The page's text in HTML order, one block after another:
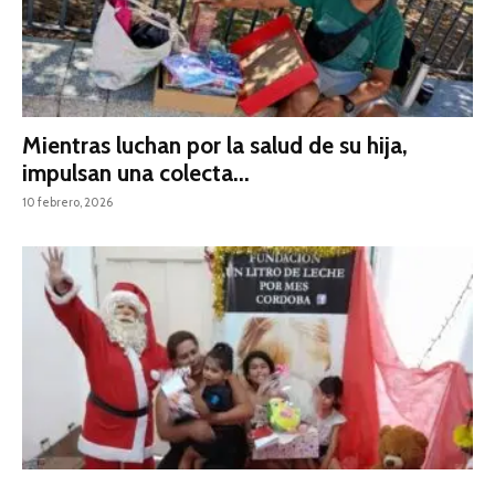
Mientras luchan por la salud de su hija,
impulsan una colecta...
10 febrero, 2026